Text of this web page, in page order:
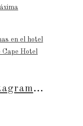
en el hotel
Hotel
...